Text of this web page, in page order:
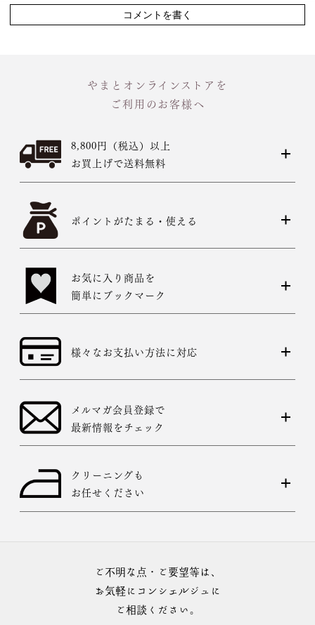
コメントを書く
やまとオンラインストアを
ご利用のお客様へ
8,800円（税込）以上
お買上げで送料無料
ポイントがたまる・使える
お気に入り商品を
簡単にブックマーク
様々なお支払い方法に対応
メルマガ会員登録で
最新情報をチェック
クリーニングも
お任せください
ご不明な点・ご要望等は、
お気軽にコンシェルジュに
ご相談ください。